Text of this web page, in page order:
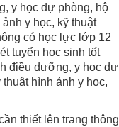
y học dự phòng, hộ
y học, kỹ thuật
có học lực lớp 12
tuyển học sinh tốt
điều dưỡng, y học dự
hình ảnh y học,
thiết lên trang thông